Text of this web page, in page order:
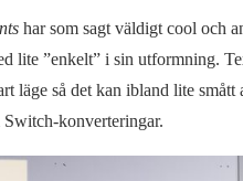
har som sagt väldigt cool och
lite ”enkelt” i sin utformning.
läge så det kan ibland lite
konverteringar.